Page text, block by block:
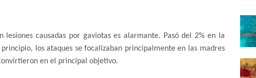
causadas por gaviotas es alarmante. Pasó del 2% en la
los ataques se focalizaban principalmente en las madres
en el principal objetivo.